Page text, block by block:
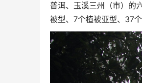
普洱、玉溪三州（市）的
被型、7个植被亚型、37